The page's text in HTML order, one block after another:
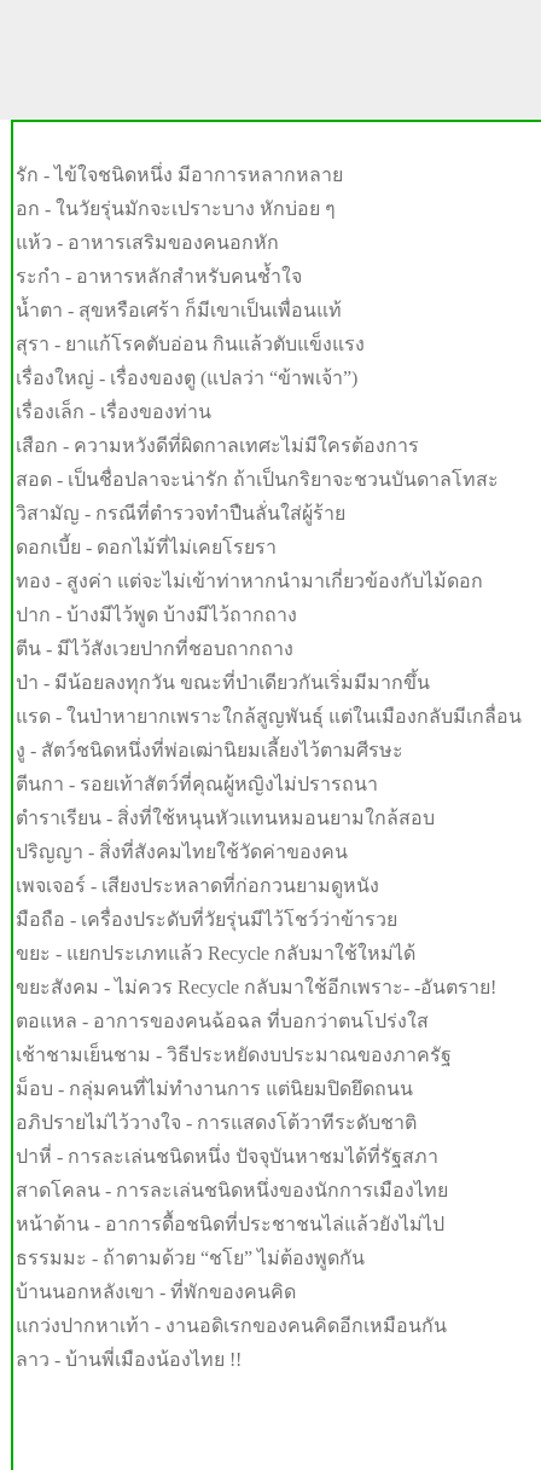
รัก - ไข้ใจชนิดหนึ่ง มีอาการหลากหลาย
อก - ในวัยรุ่นมักจะเปราะบาง หักบ่อย ๆ
แห้ว - อาหารเสริมของคนอกหัก
ระกำ - อาหารหลักสำหรับคนช้ำใจ
น้ำตา - สุขหรือเศร้า ก็มีเขาเป็นเพื่อนแท้
สุรา - ยาแก้โรคตับอ่อน กินแล้วตับแข็งแรง
เรื่องใหญ่ - เรื่องของตู (แปลว่า “ข้าพเจ้า”)
เรื่องเล็ก - เรื่องของท่าน
เสือก - ความหวังดีที่ผิดกาลเทศะไม่มีใครต้องการ
สอด - เป็นชื่อปลาจะน่ารัก ถ้าเป็นกริยาจะชวนบันดาลโทสะ
วิสามัญ - กรณีที่ตำรวจทำปืนลั่นใส่ผู้ร้าย
ดอกเบี้ย - ดอกไม้ที่ไม่เคยโรยรา
ทอง - สูงค่า แต่จะไม่เข้าท่าหากนำมาเกี่ยวข้องกับไม้ดอก
ปาก - บ้างมีไว้พูด บ้างมีไว้ถากถาง
ตีน - มีไว้สังเวยปากที่ชอบถากถาง
ป่า - มีน้อยลงทุกวัน ขณะที่ป่าเดียวกันเริ่มมีมากขึ้น
แรด - ในป่าหายากเพราะใกล้สูญพันธุ์ แต่ในเมืองกลับมีเกลื่อน
งู - สัตว์ชนิดหนึ่งที่พ่อเฒ่านิยมเลี้ยงไว้ตามศีรษะ
ตีนกา - รอยเท้าสัตว์ที่คุณผู้หญิงไม่ปรารถนา
ตำราเรียน - สิ่งที่ใช้หนุนหัวแทนหมอนยามใกล้สอบ
ปริญญา - สิ่งที่สังคมไทยใช้วัดค่าของคน
เพจเจอร์ - เสียงประหลาดที่ก่อกวนยามดูหนัง
มือถือ - เครื่องประดับที่วัยรุ่นมีไว้โชว์ว่าข้ารวย
ขยะ - แยกประเภทแล้ว Recycle กลับมาใช้ใหม่ได้
ขยะสังคม - ไม่ควร Recycle กลับมาใช้อีกเพราะ- -อันตราย!
ตอแหล - อาการของคนฉ้อฉล ที่บอกว่าตนโปร่งใส
เช้าชามเย็นชาม - วิธีประหยัดงบประมาณของภาครัฐ
ม็อบ - กลุ่มคนที่ไม่ทำงานการ แต่นิยมปิดยึดถนน
อภิปรายไม่ไว้วางใจ - การแสดงโต้วาทีระดับชาติ
ปาหี่ - การละเล่นชนิดหนึ่ง ปัจจุบันหาชมได้ที่รัฐสภา
สาดโคลน - การละเล่นชนิดหนึ่งของนักการเมืองไทย
หน้าด้าน - อาการดื้อชนิดที่ประชาชนไล่แล้วยังไม่ไป
ธรรมมะ - ถ้าตามด้วย “ชโย” ไม่ต้องพูดกัน
บ้านนอกหลังเขา - ที่พักของคนคิด
แกว่งปากหาเท้า - งานอดิเรกของคนคิดอีกเหมือนกัน
ลาว - บ้านพี่เมืองน้องไทย !!